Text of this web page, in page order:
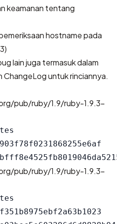
keamanan tentang
hostname pada
lain juga termasuk dalam
ChangeLoguntuk rinciannya.
pub/ruby/1.9/ruby-1.9.3-
pub/ruby/1.9/ruby-1.9.3-